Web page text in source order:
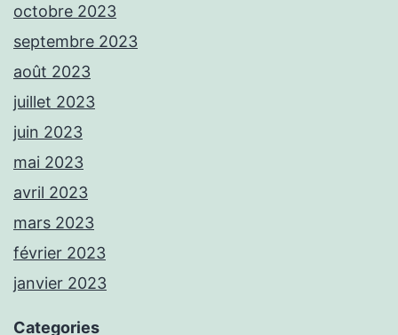
octobre 2023
septembre 2023
août 2023
juillet 2023
juin 2023
mai 2023
avril 2023
mars 2023
février 2023
janvier 2023
Categories